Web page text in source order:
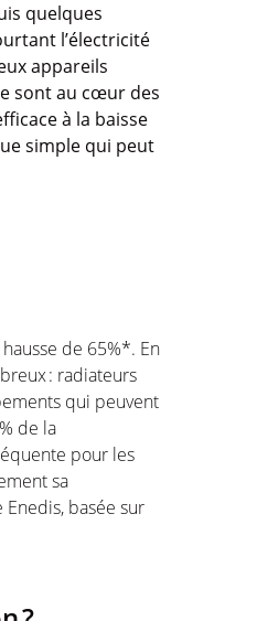
quelques
l’électricité
appareils
sont au cœur des
à la baisse
simple qui peut
de 65%*. En
: radiateurs
qui peuvent
de la
pour les
sa
basée sur